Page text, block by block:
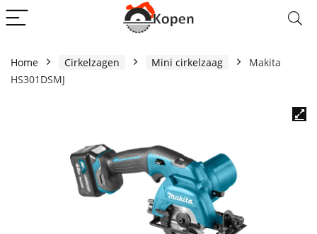
Home Cirkelzagen Mini cirkelzaag
Makita
HS301DSMJ